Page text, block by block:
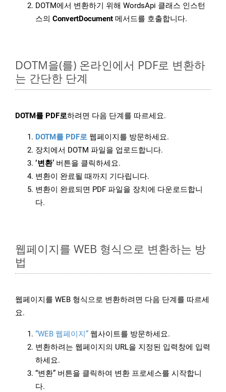
DOTM에서 변환하기 위해 WordsApi 클래스 인스턴
스의 ConvertDocument 메서드를 호출합니다.
DOTM을(를) 온라인에서 PDF로 변환하
는 간단한 단계
DOTM를 PDF로하려면 다음 단계를 따르세요.
DOTM를 PDF로 웹페이지를 방문하세요.
장치에서 DOTM 파일을 업로드합니다.
‘변환’ 버튼을 클릭하세요.
변환이 완료될 때까지 기다립니다.
변환이 완료되면 PDF 파일을 장치에 다운로드합니
다.
웹페이지를 WEB 형식으로 변환하는 방
법
웹페이지를 WEB 형식으로 변환하려면 다음 단계를 따르세
요.
“WEB 웹페이지” 웹사이트를 방문하세요.
변환하려는 웹페이지의 URL을 지정된 입력창에 입력
하세요.
“변환” 버튼을 클릭하여 변환 프로세스를 시작합니
다.